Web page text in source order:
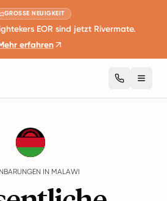
GROSSE NEUIGKEIT
EOR sind jetzt Rivermate.
erfahren
IN MALAWI